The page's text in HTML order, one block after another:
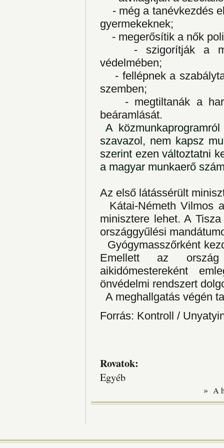
- még a tanévkezdés
gyermekeknek;
- megerősítik a nők
- szigorítják a
védelmében;
- fellépnek a
szemben;
- megtiltanák a
beáramlását.
A
szavazol, nem kapsz
szerint ezen változtatni
a magyar munkaerő
Az első látássérült
Kátai-Németh Vilmos
minisztere lehet. A
országgyűlési
Gyógymasszőrként
Emellett az
aikidómestereként
önvédelmi rendszert
A meghallgatás végén
Forrás: Kontroll /
Rovatok:
Egyéb
» A